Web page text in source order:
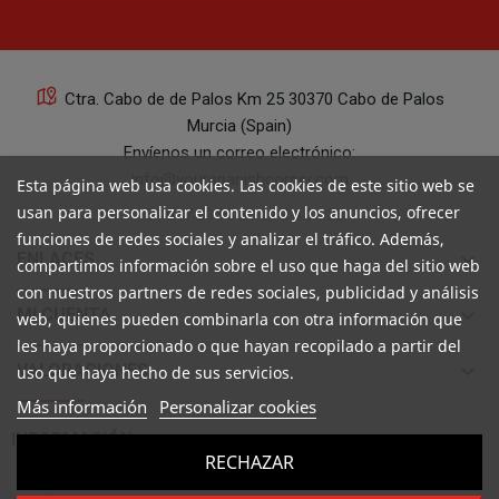
Ctra. Cabo de de Palos Km 25 30370 Cabo de Palos
Murcia (Spain)
Envíenos un correo electrónico:
info@yourspanishcorner.com
+34 647 29 98 21 de 9 a 14:30
ENLACES keyboard_arrow_down
MI CUENTA keyboard_arrow_down
VALORACIONES
INFORMACIÓN 
Esta página web usa cookies. Las cookies de este sitio web se
usan para personalizar el contenido y los anuncios, ofrecer
funciones de redes sociales y analizar el tráfico. Además,
compartimos información sobre el uso que haga del sitio web
con nuestros partners de redes sociales, publicidad y análisis
web, quienes pueden combinarla con otra información que
les haya proporcionado o que hayan recopilado a partir del
uso que haya hecho de sus servicios.
Más información Personalizar cookies
RECHAZAR